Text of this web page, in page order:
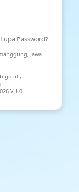
Lupa Password?
Jawa
,
V.1.0